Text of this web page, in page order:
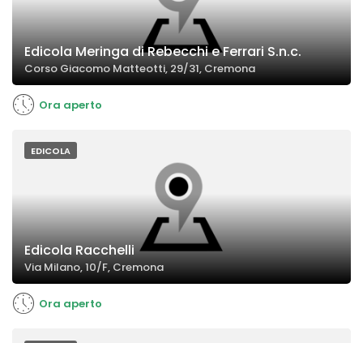
Edicola Meringa di Rebecchi e Ferrari S.n.c.
Corso Giacomo Matteotti, 29/31, Cremona
Ora aperto
EDICOLA
Edicola Racchelli
Via Milano, 10/F, Cremona
Ora aperto